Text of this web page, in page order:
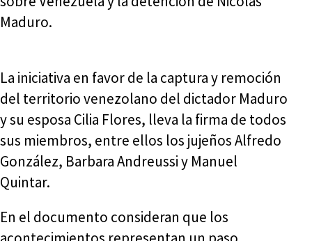
Maduro.
La iniciativa en favor de la captura y remoción
del territorio venezolano del dictador Maduro
y su esposa Cilia Flores, lleva la firma de todos
sus miembros, entre ellos los jujeños Alfredo
González, Barbara Andreussi y Manuel
Quintar.
En el documento consideran que los